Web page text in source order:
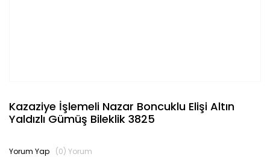
Kazaziye İşlemeli Nazar Boncuklu Elişi Altın
Yaldızlı Gümüş Bileklik 3825
Yorum Yap (0) Yorum